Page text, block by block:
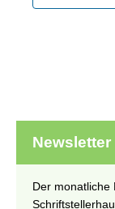
Newsletter
Der monatliche